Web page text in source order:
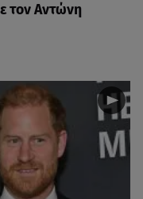
τον Αντώνη